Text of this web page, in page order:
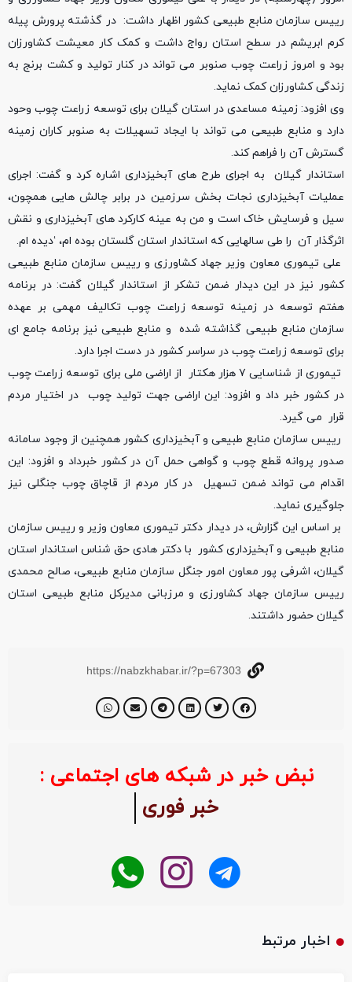
رییس سازمان منابع طبیعی کشور اظهار داشت: در گذشته پرورش پیله
کرم ابریشم در سطح استان رواج داشت و کمک کار معیشت کشاورزان
بود و امروز زراعت چوب صنوبر می تواند در کنار تولید و کشت برنج به
زندگی کشاورزان کمک نماید.
وی افزود: زمینه مساعدی در استان گیلان برای توسعه زراعت چوب وحود
دارد و منابع طبیعی می تواند با ایجاد تسهیلات به صنوبر کاران زمینه
گسترش آن را فراهم کند.
استاندار گیلان به اجرای طرح های آبخیزداری اشاره کرد و گفت: اجرای
عملیات آبخیزداری نجات بخش سرزمین در برابر چالش هایی همچون،
سیل و فرسایش خاک است و من به عینه کارکرد های آبخیزداری و نقش
اثرگذار آن را طی سالهایی که استاندار استان گلستان بوده ام، ‘دیده ام.
علی تیموری معاون وزیر جهاد کشاورزی و رییس سازمان منابع طبیعی
کشور نیز در این دیدار ضمن تشکر از استاندار گیلان گفت: در برنامه
هفتم توسعه در زمینه توسعه زراعت چوب تکالیف مهمی بر عهده
سازمان منابع طبیعی گذاشته شده و منابع طبیعی نیز برنامه جامع ای
برای توسعه زراعت چوب در سراسر کشور در دست اجرا دارد.
تیموری از شناسایی ۷ هزار هکتار از اراضی ملی برای توسعه زراعت چوب
در کشور خبر داد و افزود: این اراضی جهت تولید چوب در اختیار مردم
قرار می گیرد.
رییس سازمان منابع طبیعی و آبخیزداری کشور همچنین از وجود سامانه
صدور پروانه قطع چوب و گواهی حمل آن در کشور خبرداد و افزود: این
اقدام می تواند ضمن تسهیل در کار مردم از قاچاق چوب جنگلی نیز
جلوگیری نماید.
بر اساس این گزارش، در دیدار دکتر تیموری معاون وزیر و رییس سازمان
منابع طبیعی و آبخیزداری کشور با دکتر هادی حق شناس استاندار استان
گیلان، اشرفی پور معاون امور جنگل سازمان منابع طبیعی، صالح محمدی
رییس سازمان جهاد کشاورزی و مرزبانی مدیرکل منابع طبیعی استان
گیلان حضور داشتند.
https://nabzkhabar.ir/?p=67303
نبض خبر در شبکه های اجتماعی :
خبر فوری
اخبار مرتبط